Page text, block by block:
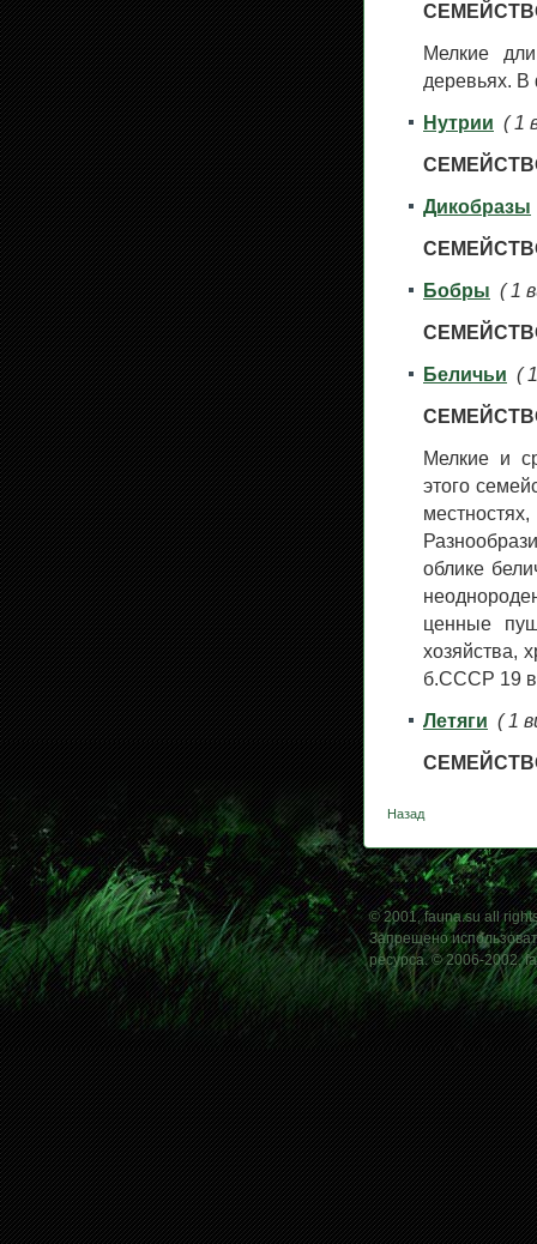
Мелкие
деревьях.
Нутрии ( 1
Дикобразы
Бобры ( 1
Беличьи (
Мелкие и
этого
облике
ценные
хозяйства,
б.СССР 19
Летяги ( 1
Назад
© 2001, fauna.su all
Запрещено
ресурса. © 2006-2002,